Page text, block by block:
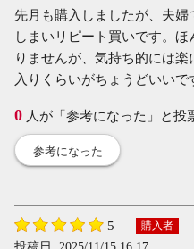
先月も購入しましたが、夫
しまいリピート買いです。
りませんが、気持ち的には
入りくらいがちょうどいいで
0 人が「参考になった」と投
参考になった
5 購入者